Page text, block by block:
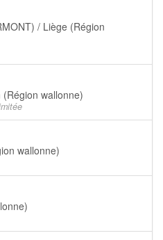
/ Liège (Région
(Région wallonne)
wallonne)